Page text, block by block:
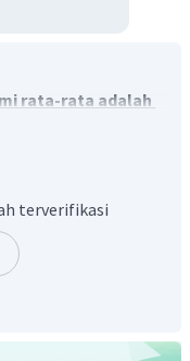
rata-rata adalah
terverifikasi